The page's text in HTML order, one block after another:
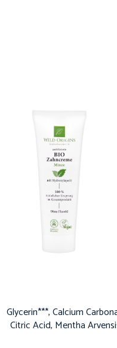
Glycerin***, Calcium
Citric Acid, Mentha